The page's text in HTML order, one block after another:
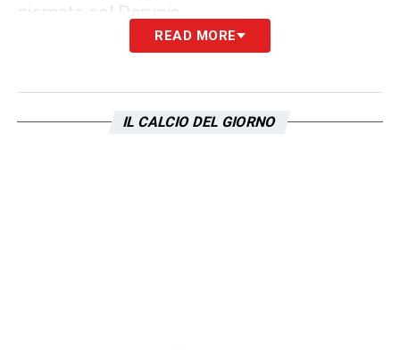
giornata col Perugia.
READ MORE
IL CALCIO DEL GIORNO